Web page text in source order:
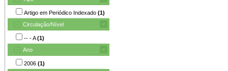
Artigo em Periódico Indexado (1)
Circulação/Nível
-- - A(1)
Ano
2006 (1)